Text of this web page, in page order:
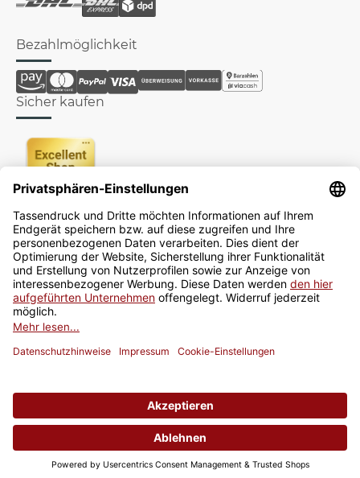
Bezahlmöglichkeit
Sicher kaufen
Newsletter